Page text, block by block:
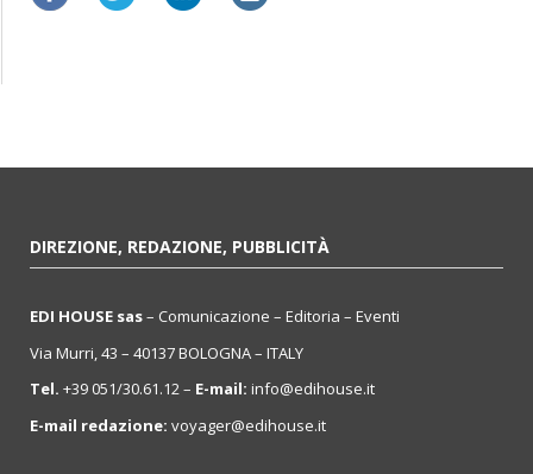
DIREZIONE, REDAZIONE, PUBBLICITÀ
EDI HOUSE sas– Comunicazione – Editoria – Eventi
Via Murri, 43 – 40137 BOLOGNA – ITALY
Tel. +39 051/30.61.12 – E-mail: info@edihouse.it
E-mail redazione: voyager@edihouse.it